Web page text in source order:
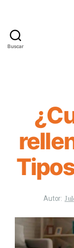
Buscar
Autor: